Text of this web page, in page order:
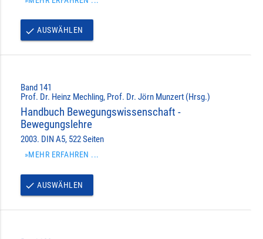
done AUSWÄHLEN
Band 141
Prof. Dr. Heinz Mechling, Prof. Dr. Jörn Munzert (Hrsg.)
Handbuch Bewegungswissenschaft -
Bewegungslehre
2003. DIN A5, 522 Seiten
»MEHR ERFAHREN ...
done AUSWÄHLEN